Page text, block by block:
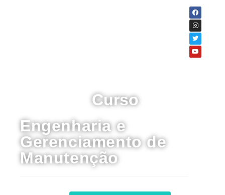
Curso
Engenharia e
Gerenciamento de
Manutenção